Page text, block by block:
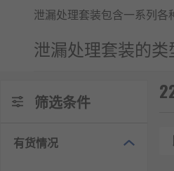
泄漏处理套装包含一系列
泄漏处理套装的类
泄漏处理套装的具体内容
吸附剂
根
筛选条件
有货情况